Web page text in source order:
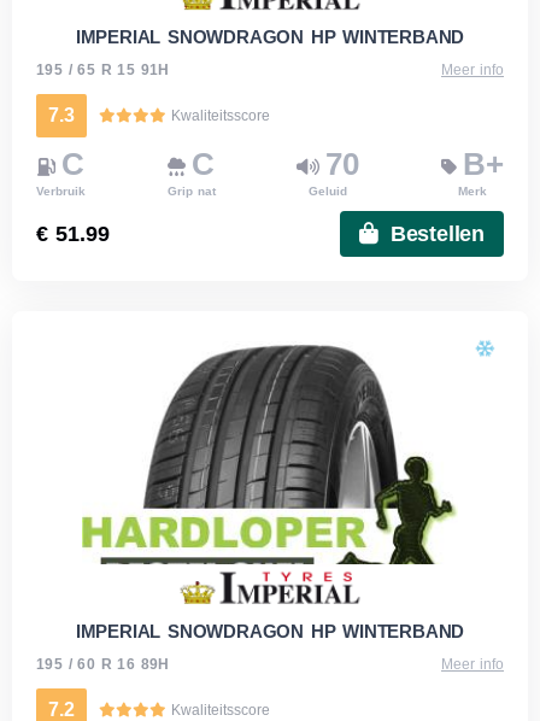
IMPERIAL SNOWDRAGON HP WINTERBAND
195 / 65 R 15 91H Meer info
7.3 Kwaliteitsscore
C
Verbruik
C
Grip nat
70
Geluid
B+
Merk
€ 51.99 Bestellen
IMPERIAL SNOWDRAGON HP WINTERBAND
195 / 60 R 16 89H Meer info
7.2 Kwaliteitsscore